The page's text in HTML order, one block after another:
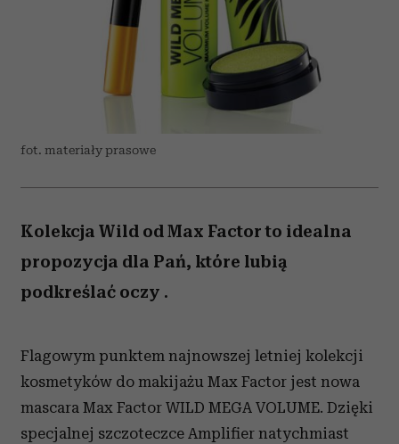
fot. materiały prasowe
Kolekcja Wild od Max Factor to idealna
propozycja dla Pań, które lubią
podkreślać oczy .
Flagowym punktem najnowszej letniej kolekcji
kosmetyków do makijażu Max Factor jest nowa
mascara Max Factor WILD MEGA VOLUME. Dzięki
specjalnej szczoteczce Amplifier natychmiast